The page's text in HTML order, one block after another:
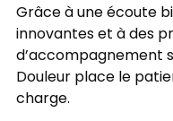
Grâce à une écoute
innovantes et à des
d’accompagnement
Douleur place le
charge.